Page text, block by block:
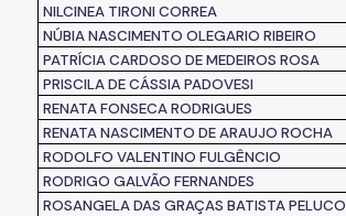
NILCINEA TIRONI CORREA
NÚBIA NASCIMENTO OLEGARIO RIBEIRO
PATRÍCIA CARDOSO DE MEDEIROS ROSA
PRISCILA DE CÁSSIA PADOVESI
RENATA FONSECA RODRIGUES
RENATA NASCIMENTO DE ARAUJO ROCHA
RODOLFO VALENTINO FULGÊNCIO
RODRIGO GALVÃO FERNANDES
ROSANGELA DAS GRAÇAS BATISTA PELUCO